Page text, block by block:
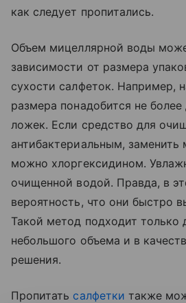
как следует пропитались.
Объем мицеллярной воды
зависимости от размера
сухости салфеток. Например,
размера понадобится не
ложек. Если средство для
антибактериальным,
можно хлоргексидином.
очищенной водой. Правда, в
вероятность, что они быстро
Такой метод подходит только
небольшого объема и в
решения.
Пропитать салфетки также